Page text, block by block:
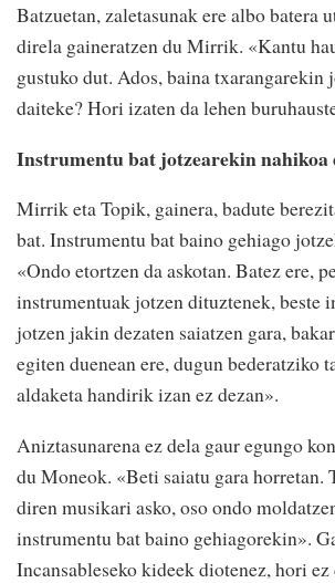
Batzuetan, zaletasunak ere albo batera
direla gaineratzen du Mirrik. «Kantu
gustuko dut. Ados, baina txarangarekin
daiteke? Hori izaten da lehen
Instrumentu bat jotzearekin nahikoa
Mirrik eta Topik, gainera, badute
bat. Instrumentu bat baino gehiago
«Ondo etortzen da askotan. Batez ere,
instrumentuak jotzen dituztenek, beste
jotzen jakin dezaten saiatzen gara,
egiten duenean ere, dugun bederatziko
aldaketa handirik izan ez dezan».
Aniztasunarena ez dela gaur egungo
du Moneok. «Beti saiatu gara horretan.
diren musikari asko, oso ondo
instrumentu bat baino gehiagorekin».
Incansableseko kideek diotenez, hori